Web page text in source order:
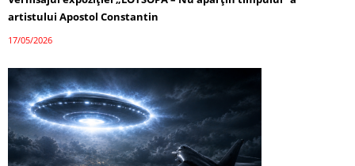
artistului Apostol Constantin
17/05/2026